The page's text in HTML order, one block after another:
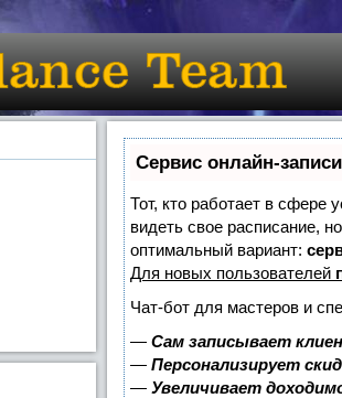
Сервис онлайн-
Тот, кто работает в сфере
видеть свое расписание,
оптимальный вариант:
Для новых пользователей
Чат-бот для мастеров и
— Сам записывает
— Персонализирует
— Увеличивает